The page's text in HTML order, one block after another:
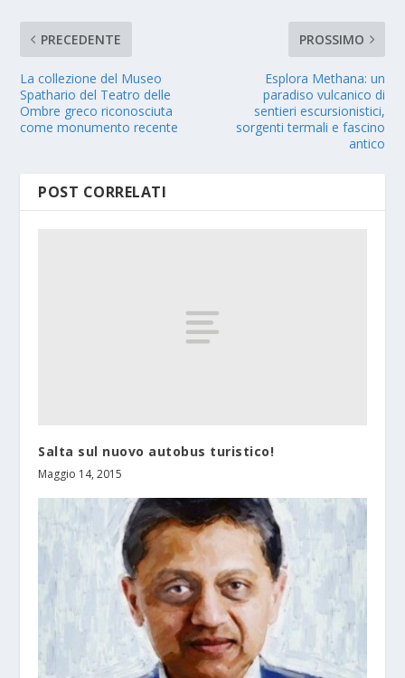
PRECEDENTE
La collezione del Museo
Spathario del Teatro delle
Ombre greco riconosciuta
come monumento recente
PROSSIMO
Esplora Methana: un
paradiso vulcanico di
sentieri escursionistici,
sorgenti termali e fascino
antico
POST CORRELATI
Salta sul nuovo autobus turistico!
Maggio 14, 2015